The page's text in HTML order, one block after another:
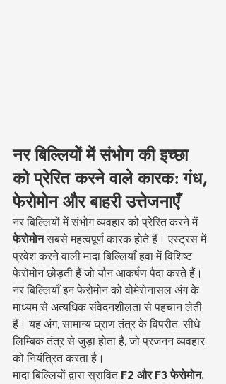
नर बिल्लियों में संभोग की इच्छा
को प्रेरित करने वाले कारक: गंध,
फेरोमोन और बाहरी उत्तेजनाएँ
नर बिल्लियों में संभोग व्यवहार को प्रेरित करने में
फेरोमोन सबसे महत्वपूर्ण कारक होते हैं। एस्ट्रस में
प्रवेश करने वाली मादा बिल्लियाँ हवा में विशिष्ट
फेरोमोन छोड़ती हैं जो यौन आकर्षण पैदा करते हैं।
नर बिल्लियाँ इन फेरोमोन को वोमेरोनासल अंग के
माध्यम से अत्यधिक संवेदनशीलता से पहचान लेती
हैं। यह अंग, सामान्य घ्राण तंत्र के विपरीत, सीधे
लिम्बिक तंत्र से जुड़ा होता है, जो प्रजनन व्यवहार
को नियंत्रित करता है।
मादा बिल्लियों द्वारा स्रावित F2 और F3 फेरोमोन,